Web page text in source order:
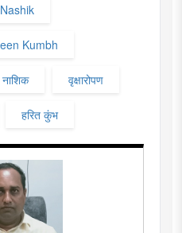
Nashik
Kumbh
वृक्षारोपण
हरित कुंभ